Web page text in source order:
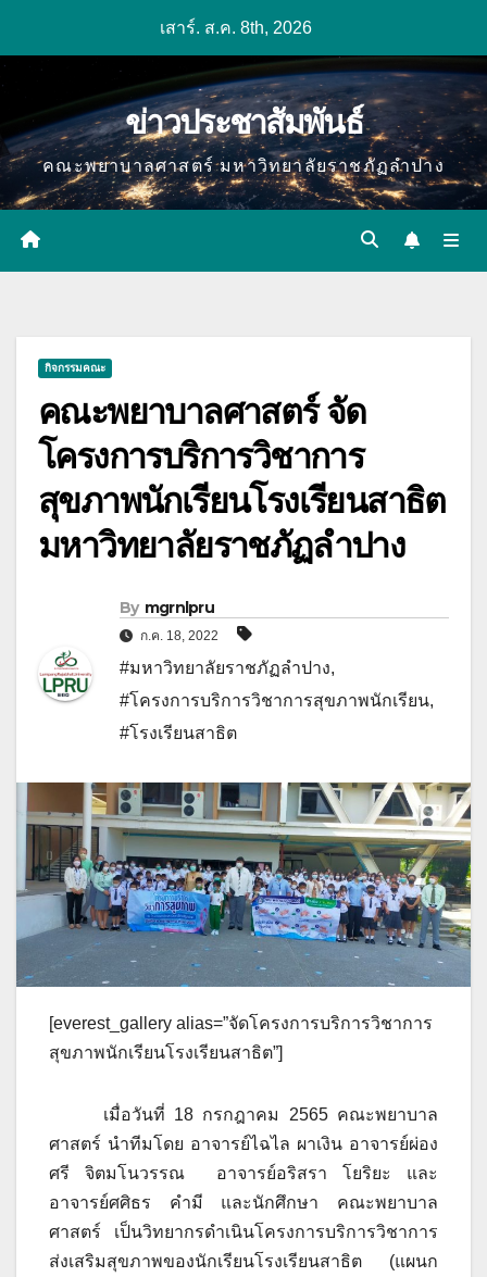
เสาร์. ส.ค. 8th, 2026
ข่าวประชาสัมพันธ์
คณะพยาบาลศาสตร์ มหาวิทยาลัยราชภัฏลำปาง
กิจกรรมคณะ
คณะพยาบาลศาสตร์ จัด
โครงการบริการวิชาการ
สุขภาพนักเรียนโรงเรียนสาธิต
มหาวิทยาลัยราชภัฏลำปาง
By mgrnlpru
ก.ค. 18, 2022
#มหาวิทยาลัยราชภัฏลำปาง,
#โครงการบริการวิชาการสุขภาพนักเรียน,
#โรงเรียนสาธิต
[everest_gallery alias=”จัดโครงการบริการวิชาการ
สุขภาพนักเรียนโรงเรียนสาธิต”]
เมื่อวันที่ 18 กรกฎาคม 2565 คณะพยาบาล
ศาสตร์ นำทีมโดย อาจารย์ไฉไล ผาเงิน อาจารย์ผ่อง
ศรี จิตมโนวรรณ อาจารย์อริสรา โยริยะ และ
อาจารย์ศศิธร คำมี และนักศึกษา คณะพยาบาล
ศาสตร์ เป็นวิทยากรดำเนินโครงการบริการวิชาการ
ส่งเสริมสุขภาพของนักเรียนโรงเรียนสาธิต (แผนก